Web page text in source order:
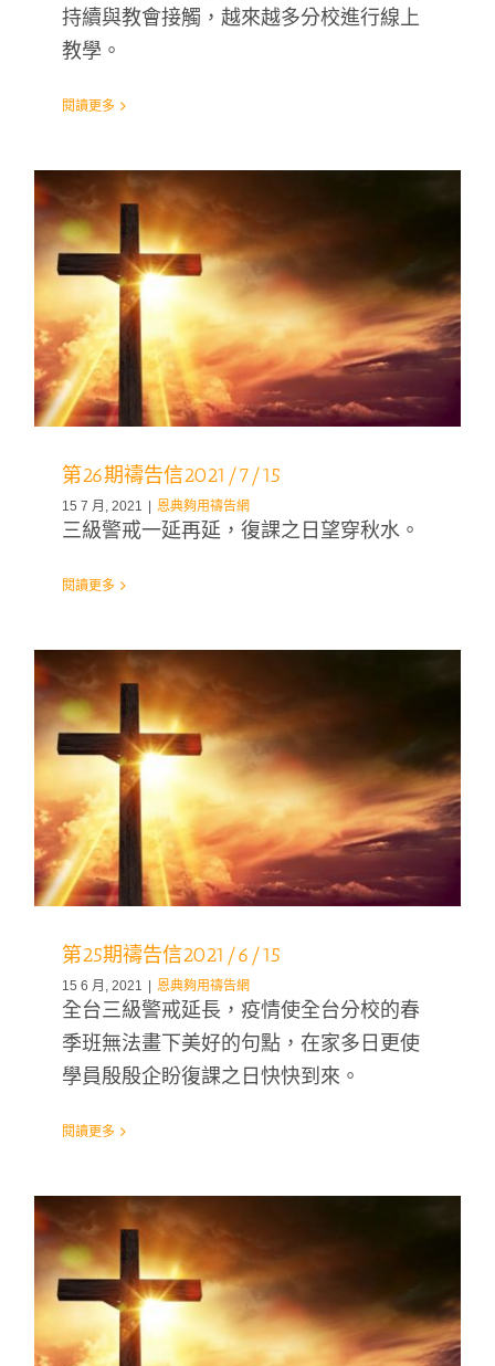
持續與教會接觸，越來越多分校進行線上
教學。
閱讀更多
第26期禱告信2021/7/15
15 7 月, 2021 | 恩典夠用禱告網
三級警戒一延再延，復課之日望穿秋水。
閱讀更多
第25期禱告信2021/6/15
15 6 月, 2021 | 恩典夠用禱告網
全台三級警戒延長，疫情使全台分校的春
季班無法畫下美好的句點，在家多日更使
學員殷殷企盼復課之日快快到來。
閱讀更多